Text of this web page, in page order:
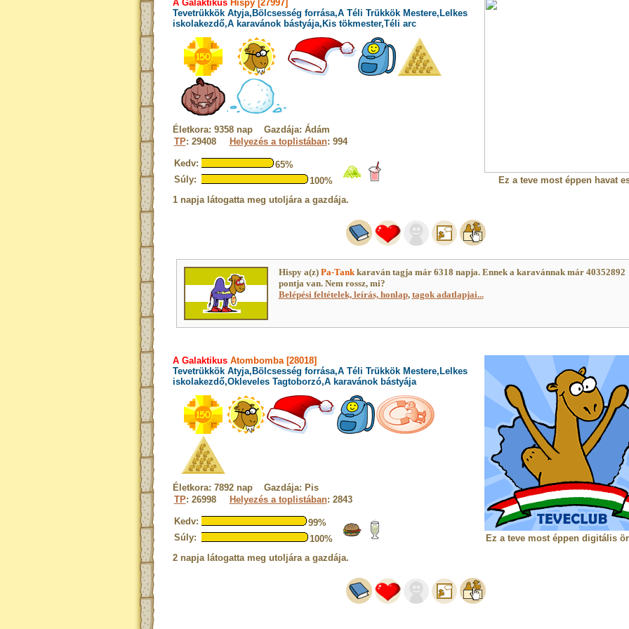
A GalaktikusHispy [27997]
Tevetrükkök Atyja,Bölcsesség forrása,A Téli Trükkök Mestere,Lelkes
iskolakezdő,A karavánok bástyája,Kis tökmester,Téli arc
Életkora: 9358 nap Gazdája: Ádám
TP: 29408 Helyezés a toplistában: 994
Kedv:
65%
Súly:
100%
1 napja látogatta meg utoljára a gazdája.
Ez a teve most éppen havat
Hispy a(z) Pa-Tankkaraván tagja már 6318 napja. Ennek a karavánnak már 40352892
pontja van. Nem rossz, mi?
Belépési feltételek, leírás, honlap, tagok adatlapjai...
A GalaktikusAtombomba [28018]
Tevetrükkök Atyja,Bölcsesség forrása,A Téli Trükkök Mestere,Lelkes
iskolakezdő,Okleveles Tagtoborzó,A karavánok bástyája
Életkora: 7892 nap Gazdája: Pis
TP: 26998 Helyezés a toplistában: 2843
Kedv:
99%
Súly:
100%
2 napja látogatta meg utoljára a gazdája.
Ez a teve most éppen digitális